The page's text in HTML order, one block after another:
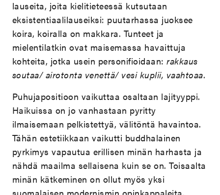
lauseita, joita kielitieteessä kutsutaan
eksistentiaalilauseiksi: puutarhassa juoksee
koira, koiralla on makkara. Tunteet ja
mielentilatkin ovat maisemassa havaittuja
kohteita, jotka usein personifioidaan:rakkaus
soutaa/ airotonta venettä/ vesi kuplii, vaahtoaa.
Puhujapositioon vaikuttaa osaltaan lajityyppi.
Haikuissa on jo vanhastaan pyritty
ilmaisemaan pelkistettyä, välitöntä havaintoa.
Tähän estetiikkaan vaikutti buddhalainen
pyrkimys vapautua erillisen minän harhasta ja
nähdä maailma sellaisena kuin se on. Toisaalta
minän kätkeminen on ollut myös yksi